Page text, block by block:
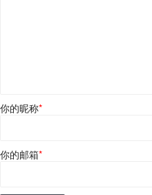
你的昵称*
你的邮箱*